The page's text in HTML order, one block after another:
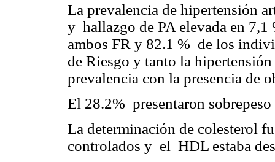
La prevalencia de hipertensión
y hallazgo de PA elevada en
ambos FR y 82.1 % de los
de Riesgo y tanto la
prevalencia con la presencia de
El 28.2% presentaron
La determinación de colesterol
controlados y el HDL estaba